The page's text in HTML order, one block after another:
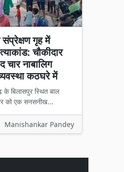
गृह में
चौकीदार
चार नाबालिग
कठघरे में
के बिलासपुर स्थित बाल
को एक सनसनीख...
Manishankar Pandey